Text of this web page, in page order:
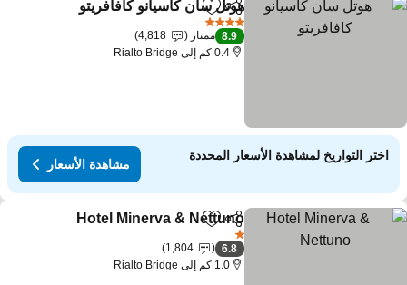
مشاركةAdd to favorites
هوتل سان كاسيانو كافافريتو
8.9 ممتاز
4,818
0.4 كم إلى Rialto Bridge
اختر التواريخ لمشاهدة الأسعار المحددة
مشاهدة الأسعار
مشاركةAdd to favorites
Hotel Minerva & Nettuno
6.8
1,804
1.0 كم إلى Rialto Bridge